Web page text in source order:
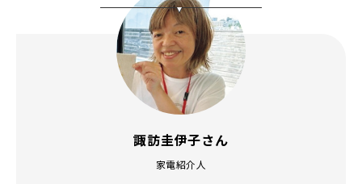
諏訪圭伊子さん
家電紹介人